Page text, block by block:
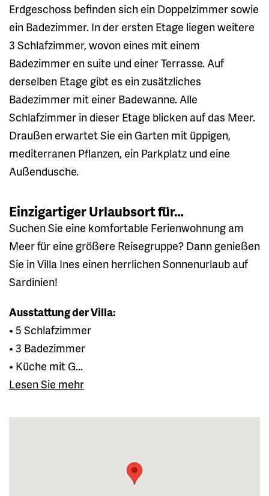
Erdgeschoss befinden sich ein Doppelzimmer sowie
ein Badezimmer. In der ersten Etage liegen weitere
3 Schlafzimmer, wovon eines mit einem
Badezimmer en suite und einer Terrasse. Auf
derselben Etage gibt es ein zusätzliches
Badezimmer mit einer Badewanne. Alle
Schlafzimmer in dieser Etage blicken auf das Meer.
Draußen erwartet Sie ein Garten mit üppigen,
mediterranen Pflanzen, ein Parkplatz und eine
Außendusche.
Einzigartiger Urlaubsort für…
Suchen Sie eine komfortable Ferienwohnung am
Meer für eine größere Reisegruppe? Dann genießen
Sie in Villa Ines einen herrlichen Sonnenurlaub auf
Sardinien!
Ausstattung der Villa:
• 5 Schlafzimmer
• 3 Badezimmer
• Küche mit G...
Lesen Sie mehr